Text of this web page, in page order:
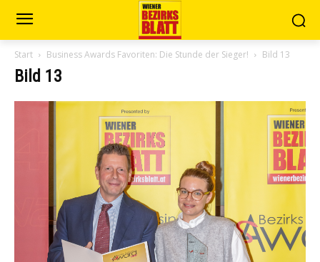
Start Business Awards Favoriten: Die Stunde der Sieger! Bild 13
Bild 13